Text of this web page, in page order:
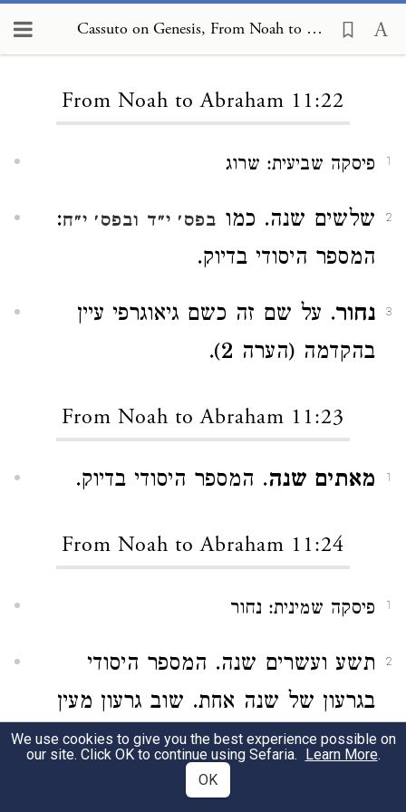
Cassuto on Genesis, From Noah to Abraham 11:22
From Noah to Abraham 11:22
1 פיסקה שביעית: שרוג
2 שלשים שנה. כמו בפס׳ י״ד ובפס׳ י״ח:
המספר היסודי בדיוק.
3 נחור. על שם זה כשם גיאוגרפי עיין
בהקדמה (הערה 2).
From Noah to Abraham 11:23
1 מאתים שנה. המספר היסודי בדיוק.
From Noah to Abraham 11:24
1 פיסקה שמינית: נחור
2
תשע ועשרים שנה. המספר היסודי
בגרעון של שנה אחת. שוב גרעון מעין
זה יבואבפס׳ כ״ה.
. על תרח עיין בשתי הפיסקות
We use cookies to give you the best experience possible on
our site. Click OK to continue using Sefaria. Learn More.
OK